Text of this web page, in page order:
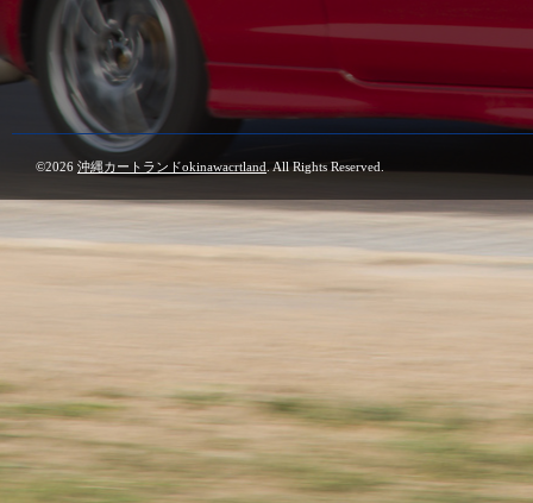
©2026 沖縄カートランドokinawacrtland . All Rights Reserved.